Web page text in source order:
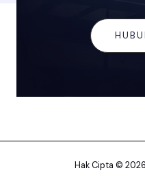
Hak Cipta ©